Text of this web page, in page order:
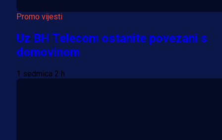
Promo vijesti
Uz BH Telecom ostanite povezani s
domovinom
1 sedmica 2 h